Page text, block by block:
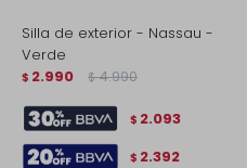
Silla de exterior - Nassau -
Verde
$ 2.990 $ 4.990
$ 2.093
$ 2.392